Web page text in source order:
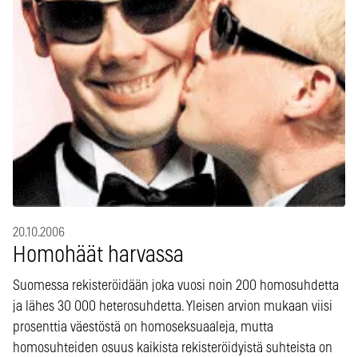
20.10.2006
Homohäät harvassa
Suomessa rekisteröidään joka vuosi noin 200 homosuhdetta
ja lähes 30 000 heterosuhdetta. Yleisen arvion mukaan viisi
prosenttia väestöstä on homoseksuaaleja, mutta
homosuhteiden osuus kaikista rekisteröidyistä suhteista on